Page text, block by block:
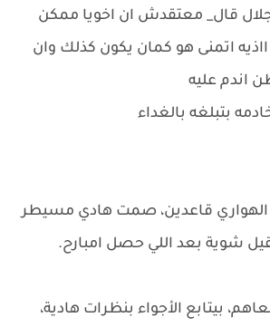
قال_ معتقدش ان اخويا ممكن
اتمنى هو كمان يكون كذلك وان
اندم عليه
بتبلغه بالغداء
الهواري قاعدين، صمت هادي مسيطر
شوية بعد اللي حصل امبارح.
بيتابع الأجواء بنظرات هادية،